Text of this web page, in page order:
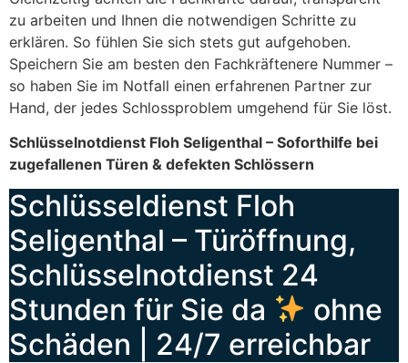
zu arbeiten und Ihnen die notwendigen Schritte zu
erklären. So fühlen Sie sich stets gut aufgehoben.
Speichern Sie am besten den Fachkräftenere Nummer –
so haben Sie im Notfall einen erfahrenen Partner zur
Hand, der jedes Schlossproblem umgehend für Sie löst.
Schlüsselnotdienst Floh Seligenthal – Soforthilfe bei
zugefallenen Türen & defekten Schlössern
Schlüsseldienst Floh
Seligenthal – Türöffnung,
Schlüsselnotdienst 24
Stunden für Sie da
ohne
Schäden | 24/7 erreichbar